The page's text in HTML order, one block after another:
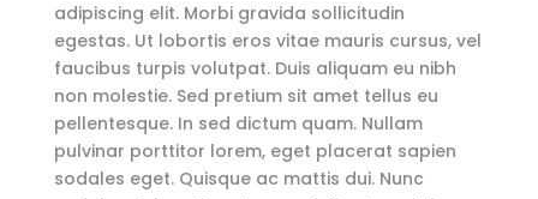
adipiscing elit. Morbi gravida sollicitudin
egestas. Ut lobortis eros vitae mauris cursus, vel
faucibus turpis volutpat. Duis aliquam eu nibh
non molestie. Sed pretium sit amet tellus eu
pellentesque. In sed dictum quam. Nullam
pulvinar porttitor lorem, eget placerat sapien
sodales eget. Quisque ac mattis dui. Nunc